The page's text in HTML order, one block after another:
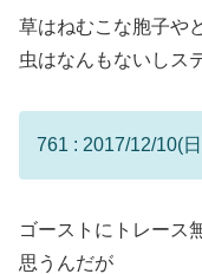
草はねむこな胞子や
虫はなんもないしス
761 : 2017/12/10(
ゴーストにトレース
思うんだが